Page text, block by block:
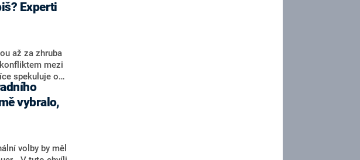
servítky
Jeronýma
pro lidská
na
se také
či promluvila o
Experti
až za zhruba
mezi
spekuluje o
současná
vytahují
Jak moc je
volbách 2028
vybralo,
volby by měl